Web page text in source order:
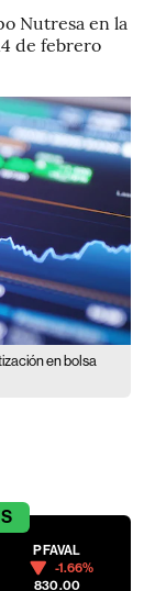
Nutresa en la
de febrero
en bolsa
PFAVAL
-1.66%
830.00